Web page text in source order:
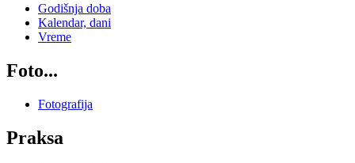
Godišnja doba
Kalendar, dani
Vreme
Foto...
Fotografija
Praksa